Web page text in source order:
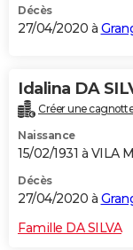
Décès
27/04/2020 à
Idalina DA
Créer une
Naissance
15/02/1931 à VILA
Décès
27/04/2020 à
Famille DA SILVA